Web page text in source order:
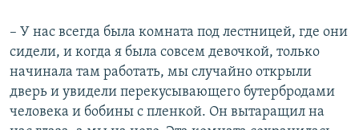
– У нас всегда была комната под лестницей, где они
сидели, и когда я была совсем девочкой, только
начинала там работать, мы случайно открыли
дверь и увидели перекусывающего бутербродами
человека и бобины с пленкой. Он вытаращил на